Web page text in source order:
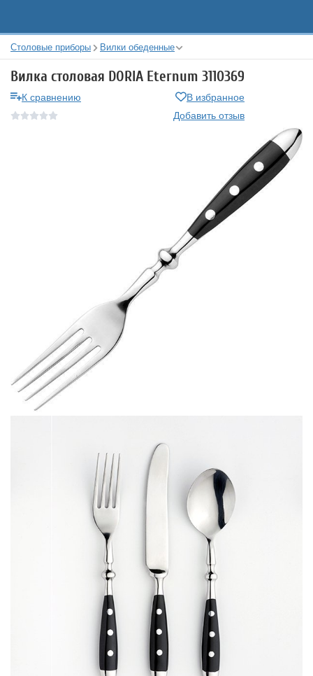
Столовые приборы Вилки обеденные
Вилка столовая DORIA Eternum 3110369
К сравнению
В избранное
Добавить отзыв